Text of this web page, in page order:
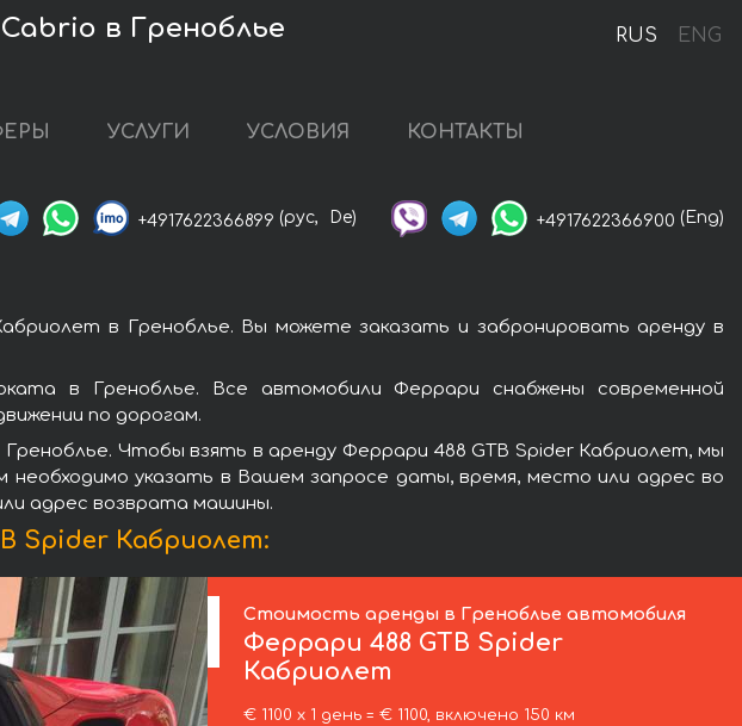
RUS ENG
в Греноблье
УСЛУГИ УСЛОВИЯ КОНТАКТЫ
+4917622366899 (рус, De) +4917622366900 (Eng)
в Греноблье. Вы можете заказать и забронировать аренду в
в Греноблье. Все автомобили Феррари снабжены современной
по дорогам.
Чтобы взять в аренду Феррари 488 GTB Spider Кабриолет, мы
указать в Вашем запросе даты, время, место или адрес во
адрес возврата машины.
Spider Кабриолет:
Стоимость аренды в Греноблье автомобиля
Феррари 488 GTB Spider
Кабриолет
€ 1100 х 1 день = € 1100, включено 150 км